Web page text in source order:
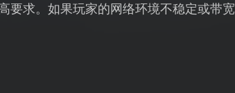
要求。如果玩家的网络环境不稳定或带宽